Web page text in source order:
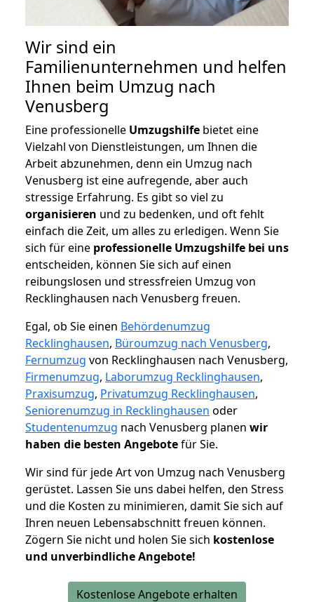
Wir sind ein
Familienunternehmen und helfen
Ihnen beim Umzug nach
Venusberg
Eine professionelle Umzugshilfe bietet eine
Vielzahl von Dienstleistungen, um Ihnen die
Arbeit abzunehmen, denn ein Umzug nach
Venusberg ist eine aufregende, aber auch
stressige Erfahrung. Es gibt so viel zu
organisieren und zu bedenken, und oft fehlt
einfach die Zeit, um alles zu erledigen. Wenn Sie
sich für eine professionelle Umzugshilfe bei uns
entscheiden, können Sie sich auf einen
reibungslosen und stressfreien Umzug von
Recklinghausen nach Venusberg freuen.
Egal, ob Sie einen Behördenumzug
Recklinghausen, Büroumzug nach Venusberg,
Fernumzug von Recklinghausen nach Venusberg,
Firmenumzug, Laborumzug Recklinghausen,
Praxisumzug, Privatumzug Recklinghausen,
Seniorenumzug in Recklinghausen oder
Studentenumzug nach Venusberg planen wir
haben die besten Angebotefür Sie.
Wir sind für jede Art von Umzug nach Venusberg
gerüstet. Lassen Sie uns dabei helfen, den Stress
und die Kosten zu minimieren, damit Sie sich auf
Ihren neuen Lebensabschnitt freuen können.
Zögern Sie nicht und holen Sie sich kostenlose
und unverbindliche Angebote!
Kostenlose Angebote erhalten